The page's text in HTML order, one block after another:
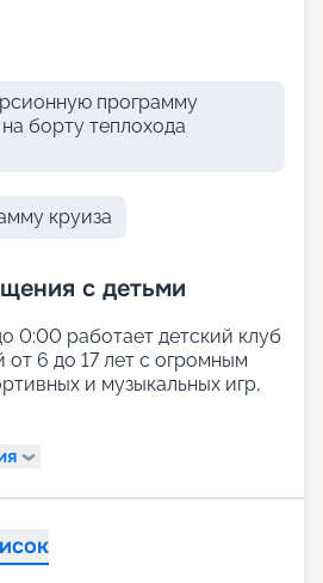
программу
борту теплохода
круиза
с детьми
0:00 работает детский клуб
от 6 до 17 лет с огромным
и музыкальных игр,